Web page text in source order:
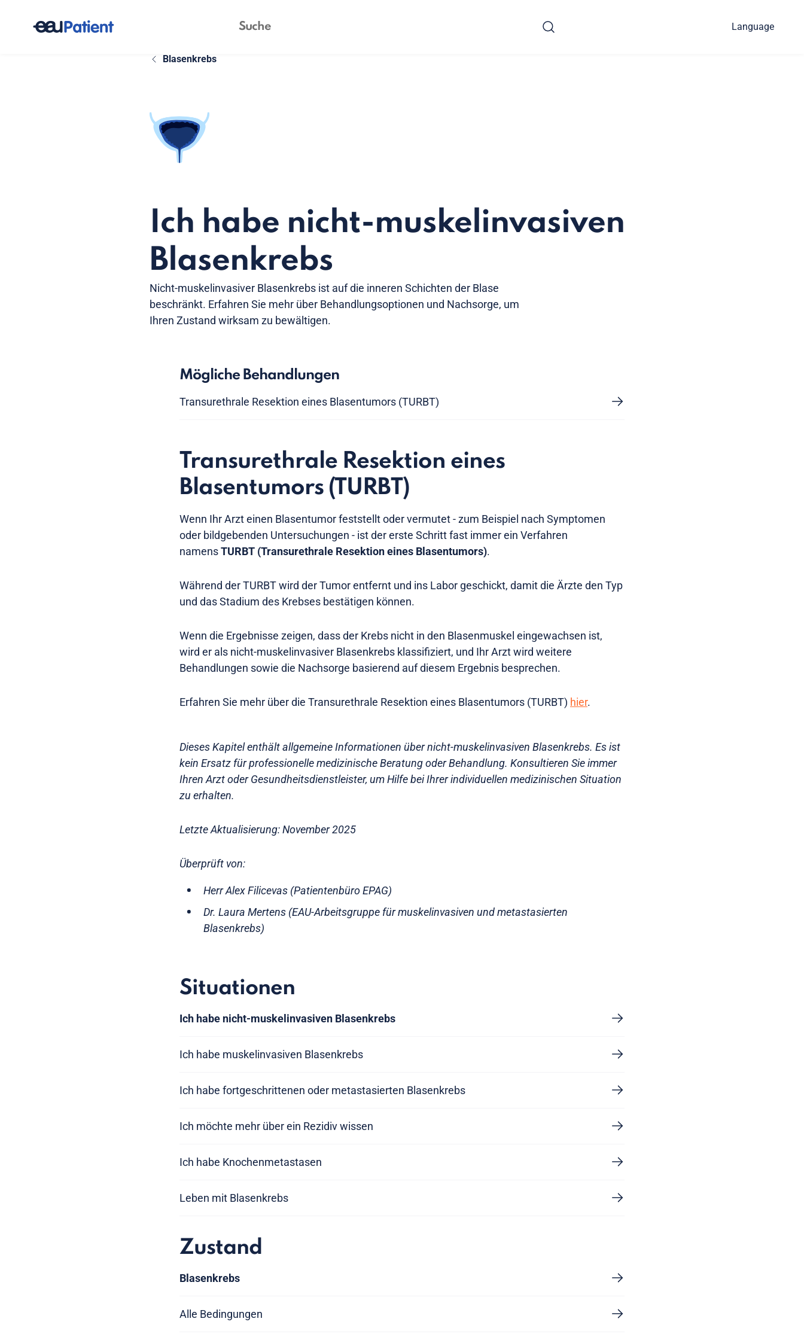
Language
Blasenkrebs
Ich habe nicht-muskelinvasiven
Blasenkrebs
Nicht-muskelinvasiver Blasenkrebs ist auf die inneren Schichten der Blase
beschränkt. Erfahren Sie mehr über Behandlungsoptionen und Nachsorge, um
Ihren Zustand wirksam zu bewältigen.
Mögliche Behandlungen
Transurethrale Resektion eines Blasentumors (TURBT)
Transurethrale Resektion eines
Blasentumors (TURBT)
Wenn Ihr Arzt einen Blasentumor feststellt oder vermutet - zum Beispiel nach Symptomen
oder bildgebenden Untersuchungen - ist der erste Schritt fast immer ein Verfahren
namensTURBT (Transurethrale Resektion eines Blasentumors).
Während der TURBT wird der Tumor entfernt und ins Labor geschickt, damit die Ärzte den Typ
und das Stadium des Krebses bestätigen können.
Wenn die Ergebnisse zeigen, dass der Krebs nicht in den Blasenmuskel eingewachsen ist,
wird er als nicht-muskelinvasiver Blasenkrebs klassifiziert, und Ihr Arzt wird weitere
Behandlungen sowie die Nachsorge basierend auf diesem Ergebnis besprechen.
Erfahren Sie mehr über die Transurethrale Resektion eines Blasentumors (TURBT) hier.
Dieses Kapitel enthält allgemeine Informationen über nicht-muskelinvasiven Blasenkrebs. Es ist
kein Ersatz für professionelle medizinische Beratung oder Behandlung. Konsultieren Sie immer
Ihren Arzt oder Gesundheitsdienstleister, um Hilfe bei Ihrer individuellen medizinischen Situation
zu erhalten.
Letzte Aktualisierung: November 2025
Überprüft von:
Herr Alex Filicevas (Patientenbüro EPAG)
Dr. Laura Mertens (EAU-Arbeitsgruppe für muskelinvasiven und metastasierten
Blasenkrebs)
Situationen
Ich habe nicht-muskelinvasiven Blasenkrebs
Ich habe muskelinvasiven Blasenkrebs
Ich habe fortgeschrittenen oder metastasierten Blasenkrebs
Ich möchte mehr über ein Rezidiv wissen
Ich habe Knochenmetastasen
Leben mit Blasenkrebs
Zustand
Blasenkrebs
Alle Bedingungen